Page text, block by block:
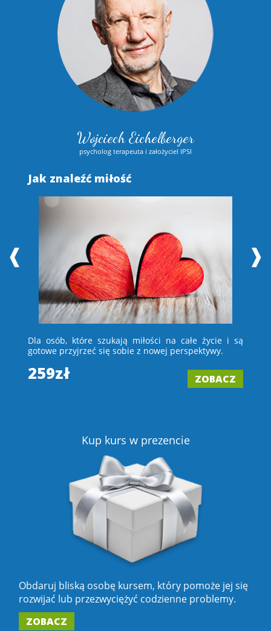
Wojciech Eichelberger
psycholog terapeuta i założyciel IPSI
Jak znaleźć miłość
Dla osób, które szukają miłości na całe życie i są
gotowe przyjrzeć się sobie z nowej perspektywy.
259zł ZOBACZ
❰ ❱
Kup kurs w prezencie
Obdaruj bliską osobę kursem, który pomoże jej się
rozwijać lub przezwyciężyć codzienne problemy.
ZOBACZ